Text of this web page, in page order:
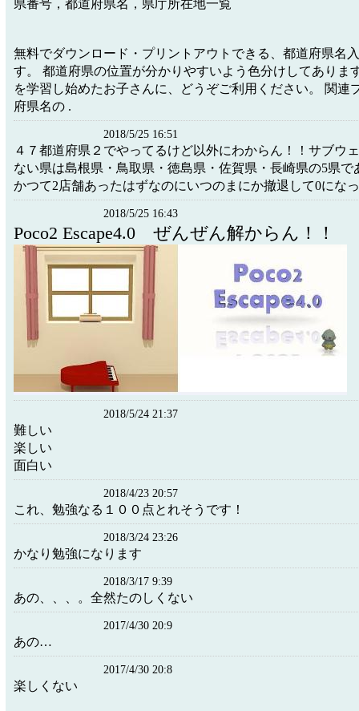
県番号，都道府県名，県庁所在地一覧
無料でダウンロード・プリントアウトできる、都道府県名
す。 都道府県の位置が分かりやすいよう色分けしてありま
を学習し始めたお子さんに、どうぞご利用ください。 関連
府県名の .
2018/5/25 16:51
４７都道府県２でやってるけど以外にわからん！！サブウ
ない県は島根県・鳥取県・徳島県・佐賀県・長崎県の5県で
かつて2店舗あったはずなのにいつのまにか撤退して0にな
2018/5/25 16:43
Poco2 Escape4.0 ぜんぜん解からん！！
2018/5/24 21:37
難しい
楽しい
面白い
2018/4/23 20:57
これ、勉強なる１００点とれそうです！
2018/3/24 23:26
かなり勉強になります
2018/3/17 9:39
あの、、、。全然たのしくない
2017/4/30 20:9
あの…
2017/4/30 20:8
楽しくない